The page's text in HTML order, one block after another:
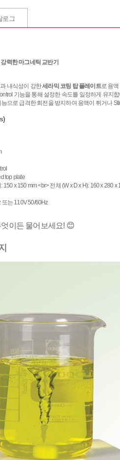
로그
력한 마그네틱 교반기
내식성이 강한세라믹 코팅 탑 플레이트로 용
기능을 통해 설정한 속도를 일정하게 유지
능으로 급격한 회전을 방지하여 용액이 튀거나
top plate
150 x 150 mm <br> 전체 (W x D x H): 160 x 280 x
또는 110V 50/60Hz
이든 물어보세요! 😊